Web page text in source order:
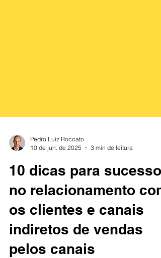
10 de jun. de 2025
10 dicas para sucesso
no relacionamento com
os clientes e canais
indiretos de vendas